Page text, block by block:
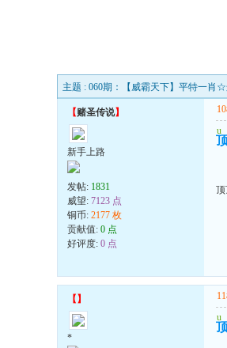
主题 : 060期：【威霸天下】平特一肖☆
【赌圣传说】
新手上路
发帖: 1831
威望: 7123 点
铜币: 2177 枚
贡献值: 0 点
好评度: 0 点
u
【 】
*
u